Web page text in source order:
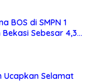
BOS di SMPN 1
Sebesar 4,3
Ucapkan Selamat